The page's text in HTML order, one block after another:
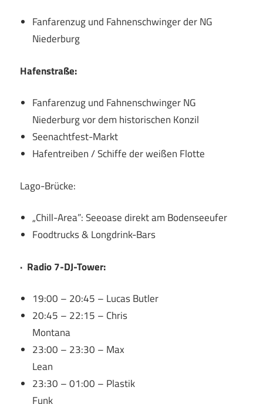
Fanfarenzug und Fahnenschwinger der NG
Niederburg
Hafenstraße:
Fanfarenzug und Fahnenschwinger NG
Niederburg vor dem historischen Konzil
Seenachtfest-Markt
Hafentreiben / Schiffe der weißen Flotte
Lago-Brücke:
„Chill-Area”: Seeoase direkt am Bodenseeufer
Foodtrucks & Longdrink-Bars
· Radio 7-DJ-Tower:
19:00 – 20:45 – Lucas Butler
20:45 – 22:15 – Chris
Montana
23:00 – 23:30 – Max
Lean
23:30 – 01:00 – Plastik
Funk